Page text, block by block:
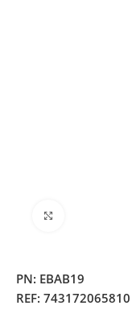
PN: EBAB19
REF:743172065810